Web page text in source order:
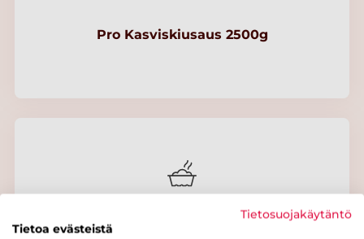
Pro Kasviskiusaus 2500g
Tietosuojakäytäntö
Tietoa evästeistä